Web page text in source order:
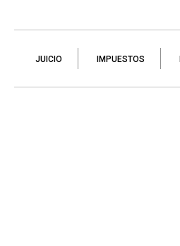
JUICIO IMPUESTOS